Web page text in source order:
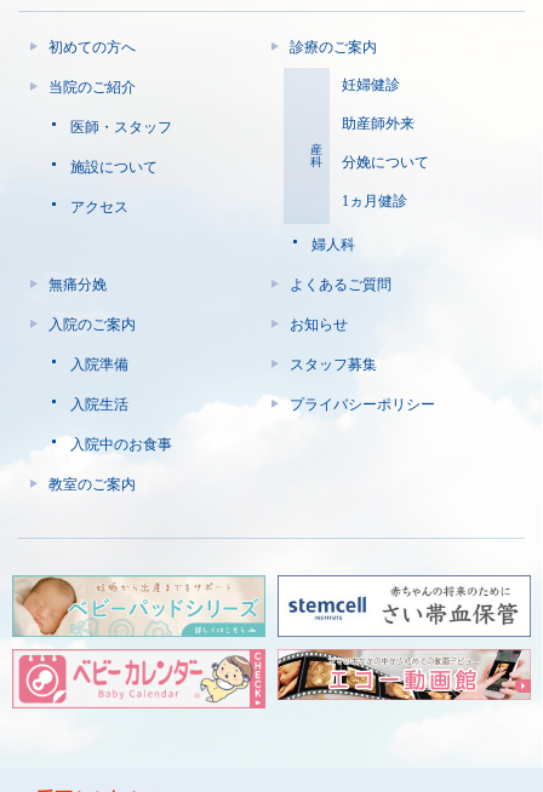
初めての方へ
当院のご紹介
医師・スタッフ
施設について
アクセス
診療のご案内
産科
妊婦健診
助産師外来
分娩について
1ヵ月健診
婦人科
無痛分娩
入院のご案内
入院準備
入院生活
入院中のお食事
教室のご案内
よくあるご質問
お知らせ
スタッフ募集
プライバシーポリシー